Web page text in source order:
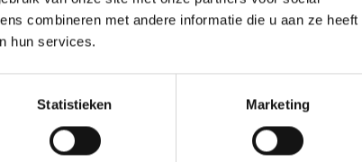
combineren met andere informatie die u aan ze heeft
hun services.
Statistieken Marketing
en natuur: jouw mening telt!
gezocht